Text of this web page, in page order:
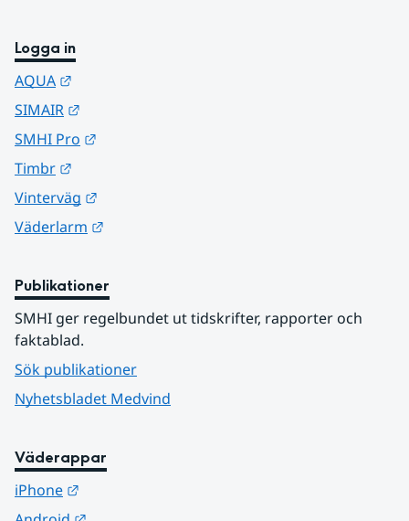
Logga in
AQUA
SIMAIR
SMHI Pro
Timbr
Vinterväg
Väderlarm
Publikationer
SMHI ger regelbundet ut tidskrifter, rapporter och
faktablad.
Sök publikationer
Nyhetsbladet Medvind
Väderappar
iPhone